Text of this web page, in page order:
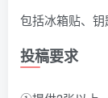
包括冰箱贴、钥
投稿要求